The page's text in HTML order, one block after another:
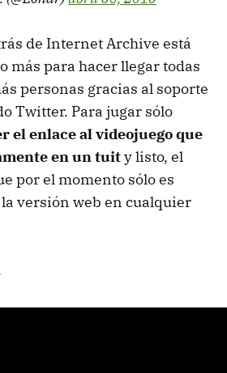
de Internet Archive está
más para hacer llegar todas
personas gracias al soporte
Twitter. Para jugar sólo
el enlace al videojuego que
en un tuity listo, el
por el momento sólo es
versión web en cualquier